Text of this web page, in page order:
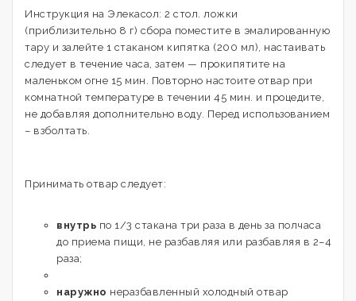
Инструкция на Элекасол: 2 стол. ложки
(приблизительно 8 г) сбора поместите в эмалированную
тару и залейте 1 стаканом кипятка (200 мл), настаивать
следует в течение часа, затем — прокипятите на
маленьком огне 15 мин. Повторно настоите отвар при
комнатной температуре в течении 45 мин. и процедите,
не добавляя дополнительно воду. Перед использованием
– взболтать.
Принимать отвар следует:
внутрь по 1/3 стакана три раза в день за полчаса
до приема пищи, не разбавляя или разбавляя в 2–4
раза;
наружно неразбавленный холодный отвар